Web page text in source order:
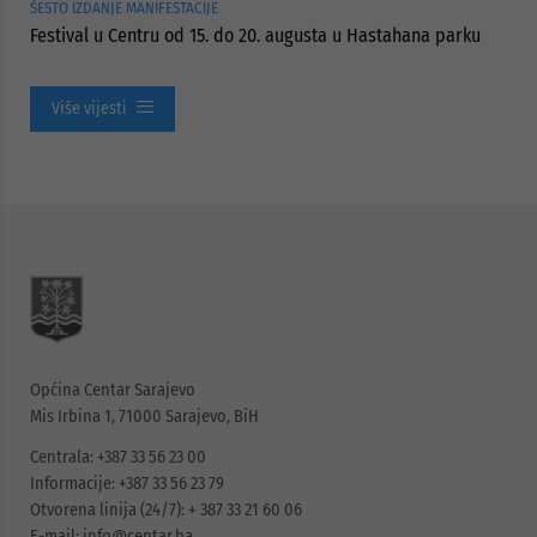
ŠESTO IZDANJE MANIFESTACIJE
Festival u Centru od 15. do 20. augusta u Hastahana parku
Više vijesti
Općina Centar Sarajevo
Mis Irbina 1, 71000 Sarajevo, BiH
Centrala: +387 33 56 23 00
Informacije: +387 33 56 23 79
Otvorena linija (24/7): + 387 33 21 60 06